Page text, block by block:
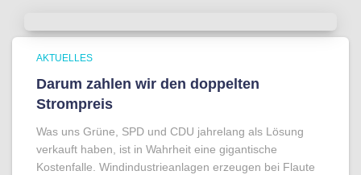
AKTUELLES
Darum zahlen wir den doppelten
Strompreis
Was uns Grüne, SPD und CDU jahrelang als Lösung
verkauft haben, ist in Wahrheit eine gigantische
Kostenfalle. Windindustrieanlagen erzeugen bei Flaute